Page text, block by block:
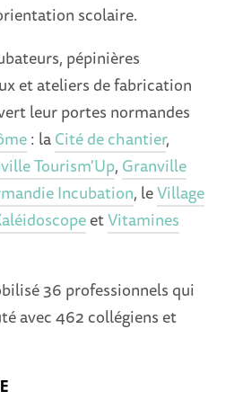
scolaire.
pépinières
et ateliers de fabrication
leur portes normandes
: laCité de chantier,
Tourism'Up, Granville
Incubation, leVillage
etVitamines
36 professionnels qui
avec 462 collégiens et